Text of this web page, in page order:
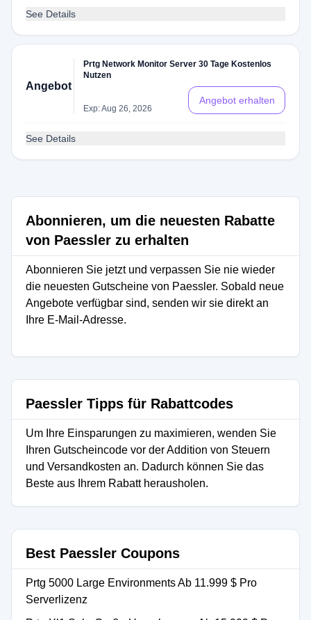
See Details
Angebot
Prtg Network Monitor Server 30 Tage Kostenlos
Nutzen
Exp: Aug 26, 2026
Angebot erhalten
See Details
Abonnieren, um die neuesten Rabatte
von Paessler zu erhalten
Abonnieren Sie jetzt und verpassen Sie nie wieder
die neuesten Gutscheine von Paessler. Sobald neue
Angebote verfügbar sind, senden wir sie direkt an
Ihre E-Mail-Adresse.
Paessler Tipps für Rabattcodes
Um Ihre Einsparungen zu maximieren, wenden Sie
Ihren Gutscheincode vor der Addition von Steuern
und Versandkosten an. Dadurch können Sie das
Beste aus Ihrem Rabatt herausholen.
Best Paessler Coupons
Prtg 5000 Large Environments Ab 11.999 $ Pro
Serverlizenz